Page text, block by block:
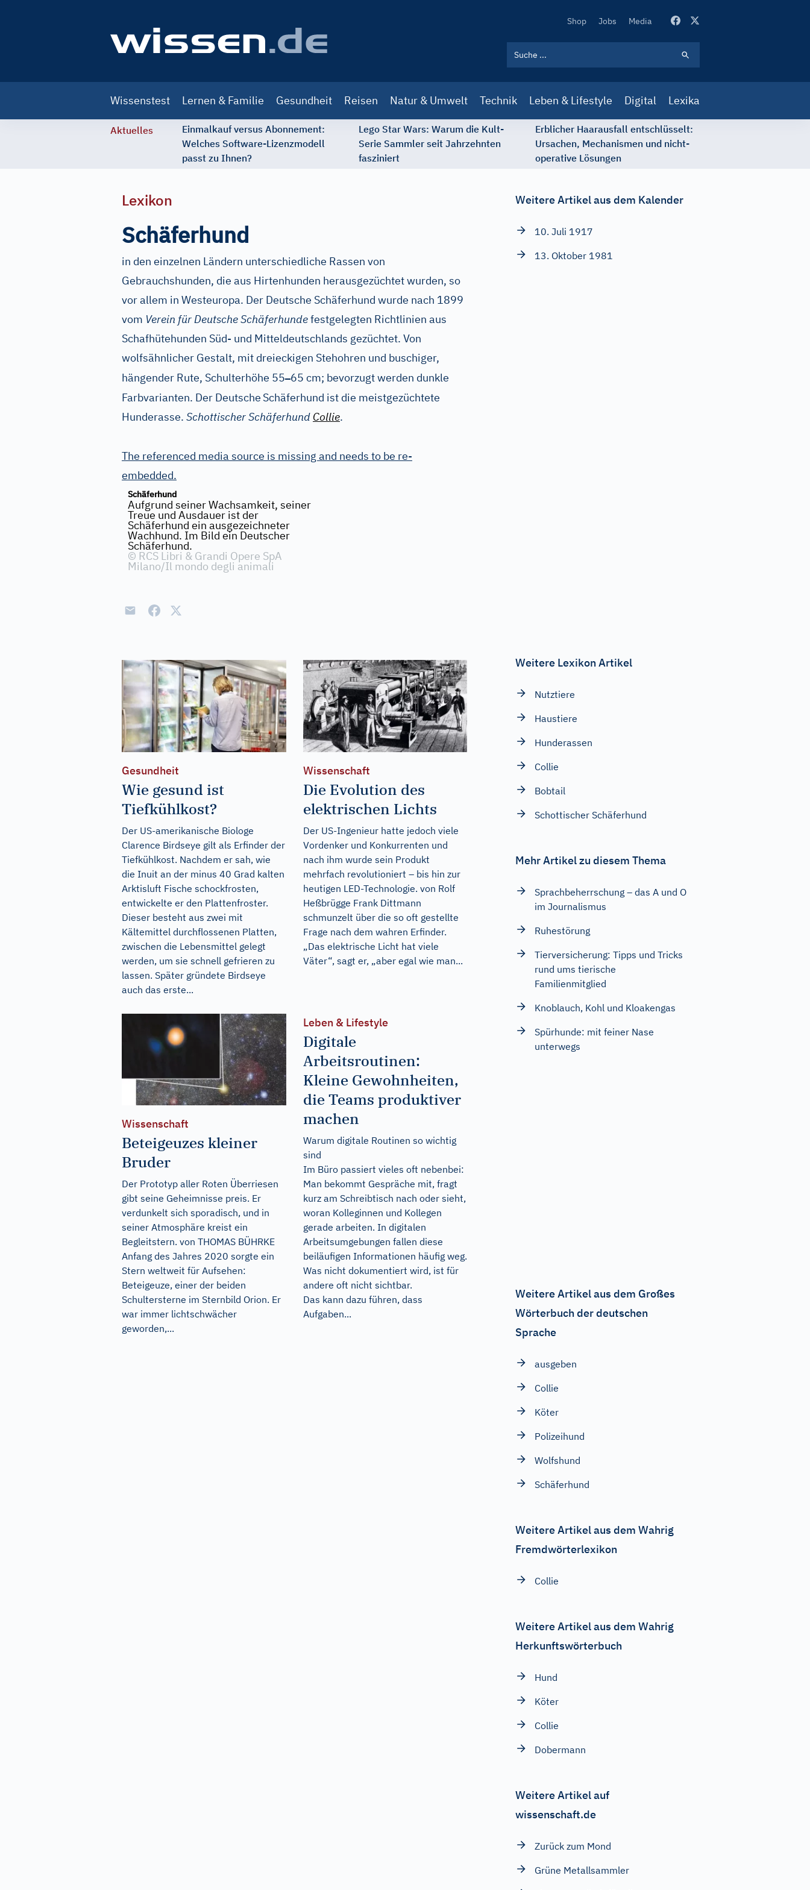
Secondary
Shop Jobs Media
navigation
Wissenstest Lernen & Familie Gesundheit Reisen Natur & Umwelt Technik Leben & Lifestyle Digital Lexika
Aktuelles
Einmalkauf versus Abonnement:
Welches Software-Lizenzmodell
passt zu Ihnen?
Lego Star Wars: Warum die Kult-
Serie Sammler seit Jahrzehnten
fasziniert
Erblicher Haarausfall entschlüsselt:
Ursachen, Mechanismen und nicht-
operative Lösungen
Lexikon
Schäferhund
in den einzelnen Ländern unterschiedliche Rassen von
Gebrauchshunden, die aus Hirtenhunden herausgezüchtet wurden, so
vor allem in Westeuropa. Der Deutsche Schäferhund wurde nach 1899
vom Verein für Deutsche Schäferhundefestgelegten Richtlinien aus
Schafhütehunden Süd- und Mitteldeutschlands gezüchtet. Von
wolfsähnlicher Gestalt, mit dreieckigen Stehohren und buschiger,
hängender Rute, Schulterhöhe 55–65 cm; bevorzugt werden dunkle
Farbvarianten. Der Deutsche Schäferhund ist die meistgezüchtete
Hunderasse. Schottischer Schäferhund Collie.
The referenced media source is missing and needs to be re-
embedded.
Schäferhund
Aufgrund seiner Wachsamkeit, seiner
Treue und Ausdauer ist der
Schäferhund ein ausgezeichneter
Wachhund. Im Bild ein Deutscher
Schäferhund.
© RCS Libri & Grandi Opere SpA
Milano/Il mondo degli animali
Gesundheit
Wie gesund ist
Tiefkühlkost?
Der US-amerikanische Biologe
Clarence Birdseye gilt als Erfinder der
Tiefkühlkost. Nachdem er sah, wie
die Inuit an der minus 40 Grad kalten
Arktisluft Fische schockfrosten,
entwickelte er den Plattenfroster.
Dieser besteht aus zwei mit
Kältemittel durchflossenen Platten,
zwischen die Lebensmittel gelegt
werden, um sie schnell gefrieren zu
lassen. Später gründete Birdseye
auch das erste...
Wissenschaft
Die Evolution des
elektrischen Lichts
Der US-Ingenieur hatte jedoch viele
Vordenker und Konkurrenten und
nach ihm wurde sein Produkt
mehrfach revolutioniert – bis hin zur
heutigen LED-Technologie. von Rolf
Heßbrügge Frank Dittmann
schmunzelt über die so oft gestellte
Frage nach dem wahren Erfinder.
„Das elektrische Licht hat viele
Väter“, sagt er, „aber egal wie man...
Wissenschaft
Beteigeuzes kleiner
Bruder
Der Prototyp aller Roten Überriesen
gibt seine Geheimnisse preis. Er
verdunkelt sich sporadisch, und in
seiner Atmosphäre kreist ein
Begleitstern. von THOMAS BÜHRKE
Anfang des Jahres 2020 sorgte ein
Stern weltweit für Aufsehen:
Beteigeuze, einer der beiden
Schultersterne im Sternbild Orion. Er
war immer lichtschwächer
geworden,...
Leben & Lifestyle
Digitale
Arbeitsroutinen:
Kleine Gewohnheiten,
die Teams produktiver
machen
Warum digitale Routinen so wichtig
sind
Im Büro passiert vieles oft nebenbei:
Man bekommt Gespräche mit, fragt
kurz am Schreibtisch nach oder sieht,
woran Kolleginnen und Kollegen
gerade arbeiten. In digitalen
Arbeitsumgebungen fallen diese
beiläufigen Informationen häufig weg.
Was nicht dokumentiert wird, ist für
andere oft nicht sichtbar.
Das kann dazu führen, dass
Aufgaben...
Weitere Artikel aus dem Kalender
10. Juli 1917
13. Oktober 1981
Weitere Lexikon Artikel
Nutztiere
Haustiere
Hunderassen
Collie
Bobtail
Schottischer Schäferhund
Mehr Artikel zu diesem Thema
Sprachbeherrschung – das A und O
im Journalismus
Ruhestörung
Tierversicherung: Tipps und Tricks
rund ums tierische
Familienmitglied
Knoblauch, Kohl und Kloakengas
Spürhunde: mit feiner Nase
unterwegs
Weitere Artikel aus dem Großes
Wörterbuch der deutschen
Sprache
ausgeben
Collie
Köter
Polizeihund
Wolfshund
Schäferhund
Weitere Artikel aus dem Wahrig
Fremdwörterlexikon
Collie
Weitere Artikel aus dem Wahrig
Herkunftswörterbuch
Hund
Köter
Collie
Dobermann
Weitere Artikel auf
wissenschaft.de
Zurück zum Mond
Grüne Metallsammler